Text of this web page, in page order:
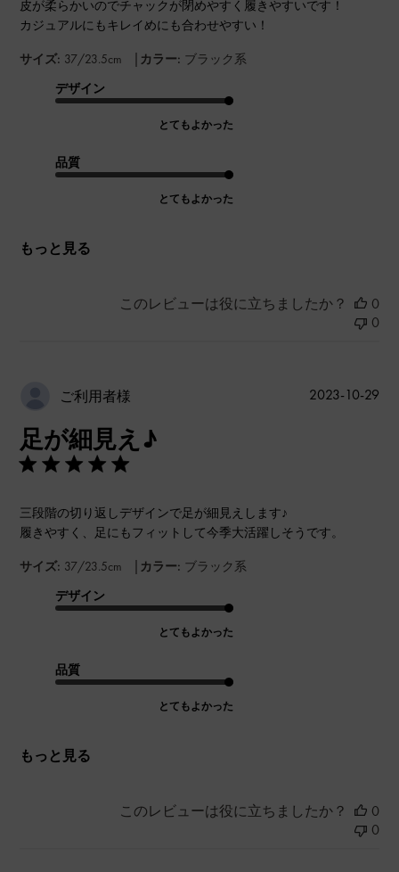
皮が柔らかいのでチャックが閉めやすく履きやすいです！
カジュアルにもキレイめにも合わせやすい！
サイズ: 37/23.5cm | カラー: ブラック系
デザイン
とてもよかった
品質
とてもよかった
もっと見る
このレビューは役に立ちましたか？
0
0
ご利用者様
足が細見え♪
三段階の切り返しデザインで足が細見えします♪
履きやすく、足にもフィットして今季大活躍しそうです。
サイズ: 37/23.5cm | カラー: ブラック系
デザイン
とてもよかった
品質
とてもよかった
もっと見る
公
2023-10-29
このレビューは役に立ちましたか？
0
0